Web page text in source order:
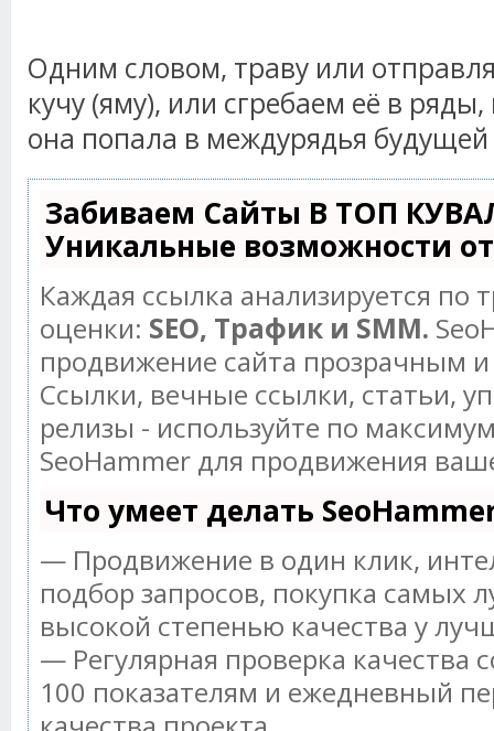
Одним словом, траву или
кучу (яму), или сгребаем её в
она попала в междурядья будущей
Забиваем Сайты В ТОП
Уникальные возможности
Каждая ссылка анализируется по
оценки: SEO, Трафик и SMM.
продвижение сайта прозрачным
Ссылки, вечные ссылки, статьи,
релизы - используйте по
SeoHammer для продвижения
Что умеет делать
— Продвижение в один клик,
подбор запросов, покупка самых
высокой степенью качества у
— Регулярная проверка качества
100 показателям и ежедневный